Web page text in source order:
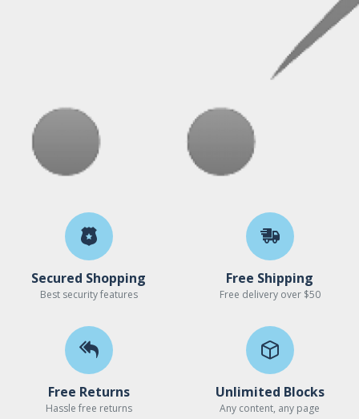
Secured Shopping
Best security features
Free Shipping
Free delivery over $50
Free Returns
Hassle free returns
Unlimited Blocks
Any content, any page